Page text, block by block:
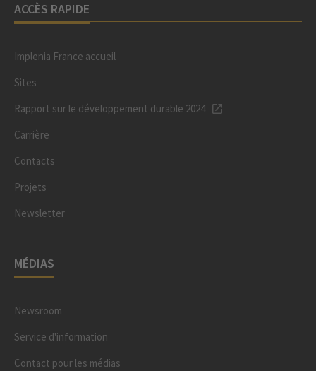
ACCÈS RAPIDE
Implenia France accueil
Sites
Rapport sur le développement durable 2024
Carrière
Contacts
Projets
Newsletter
MÉDIAS
Newsroom
Service d'information
Contact pour les médias